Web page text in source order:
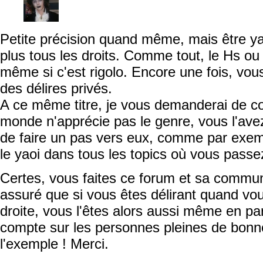
Petite précision quand même, mais être
plus tous les droits. Comme tout, le Hs
même si c'est rigolo. Encore une fois,
des délires privés.
A ce même titre, je vous demanderai de
monde n'apprécie pas le genre, vous
de faire un pas vers eux, comme par
le yaoi dans tous les topics où vous
Certes, vous faites ce forum et sa
assuré que si vous êtes délirant quand
droite, vous l'êtes alors aussi même en
compte sur les personnes pleines de
l'exemple ! Merci.